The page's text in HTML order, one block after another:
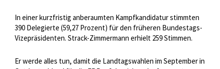
In einer kurzfristig anberaumten Kampfkandidatur stimmten
390 Delegierte (59,27 Prozent) für den früheren Bundestags-
Vizepräsidenten. Strack-Zimmermann erhielt 259 Stimmen.
Er werde alles tun, damit die Landtagswahlen im September in